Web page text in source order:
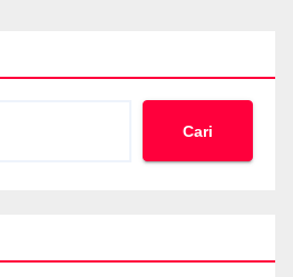
Cari